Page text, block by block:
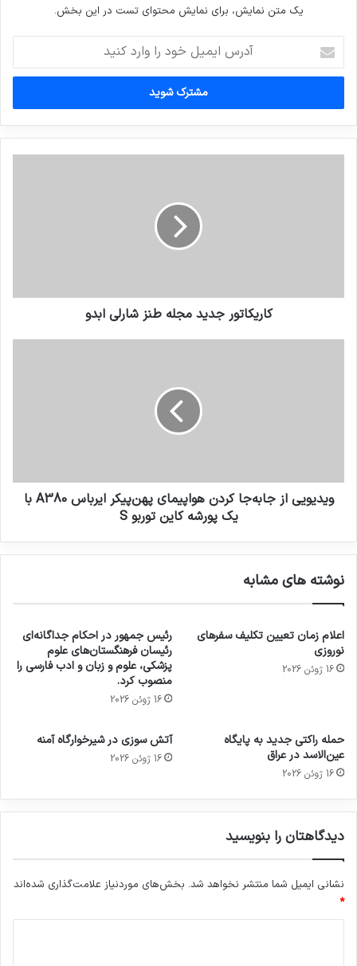
یک متن نمایش، برای نمایش محتوای تست در این بخش.
ایمیل
خود
وارد
کنید
کاریکاتور جدید مجله طنز شارلی ابدو
ویدیویی از جابه‌جا کردن هواپیمای پهن‌پیکر ایرباس A380 با
یک پورشه کاین توربو S
نوشته های مشابه
اعلام زمان تعیین تکلیف سفرهای
نوروزی
16 ژوئن 2026
رئیس جمهور در احکام جداگانه‌ای
رئیسان فرهنگستان‌های علوم
پزشکی، علوم و زبان و ادب فارسی را
منصوب کرد.
16 ژوئن 2026
حمله راکتی جدید به پایگاه
عین‌الاسد در عراق
16 ژوئن 2026
آتش سوزی در شیرخوارگاه آمنه
16 ژوئن 2026
دیدگاهتان را بنویسید
نشانی ایمیل شما منتشر نخواهد شد. بخش‌های موردنیاز علامت‌گذاری شده‌اند
*